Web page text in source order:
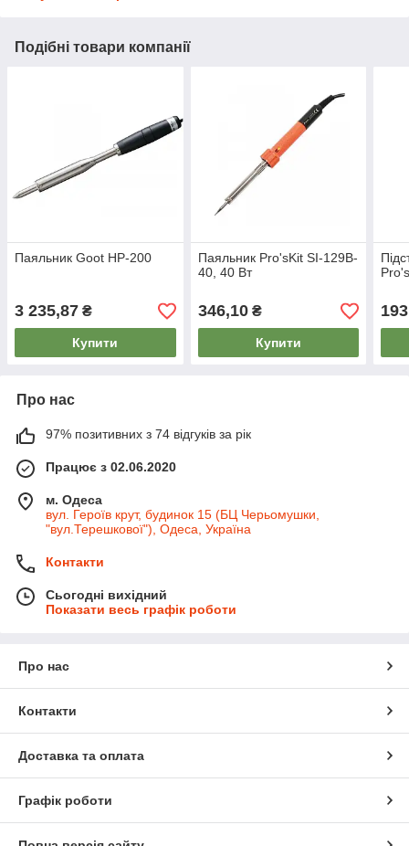
Подібні товари компанії
Паяльник Goot HP-200
3 235,87 ₴
Купити
Паяльник Pro'sKit SI-129B-
40, 40 Вт
346,10₴
Купити
Про нас
97% позитивних з 74 відгуків за рік
Працює з 02.06.2020
м. Одеса
вул. Героїв крут, будинок 15 (БЦ Черьомушки,
"вул.Терешкової"), Одеса, Україна
Контакти
Сьогодні вихідний
Показати весь графік роботи
Про нас
Контакти
Доставка та оплата
Графік роботи